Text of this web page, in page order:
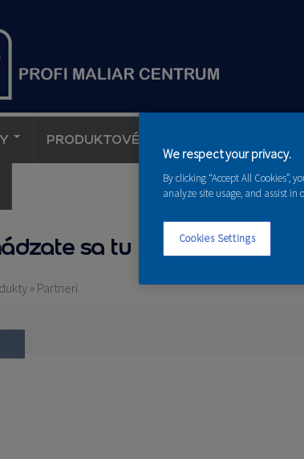
PRODUKTOVÉ NOVINKY 2026
sa tu
» Partneri
We respect your privacy.
By clicking “Accept All Cookies”,
analyze site usage, and assist in
Cookies Settings